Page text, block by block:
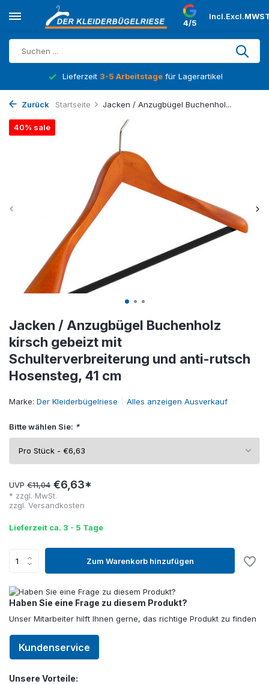
4/5
Incl.Excl.
Lieferzeit 3-5 Arbeitstage für Lagerartikel
Zurück Startseite Jacken / Anzugbügel Buchenhol...
Jacken / Anzugbügel Buchenholz
kirsch gebeizt mit
Schulterverbreiterung und anti-rutsch
Hosensteg, 41 cm
40% sale
Marke: Der Kleiderbügelriese Alles anzeigen Ausverkauf
Bitte wählen Sie: *
UVP €11,04 €6,63*
* zzgl. MwSt.
zzgl. Versandkosten
Lieferzeit ca. 3 - 5 Tage
Zum Warenkorb hinzufügen
Haben Sie eine Frage zu diesem Produkt?
Unser Mitarbeiter hilft Ihnen gerne, das richtige Produkt zu finden
Kundenservice
Unsere Vorteile: